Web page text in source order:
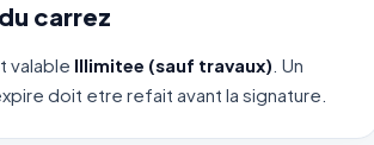
carrez
valable Illimitee (sauf travaux) . Un
doit etre refait avant la signature.